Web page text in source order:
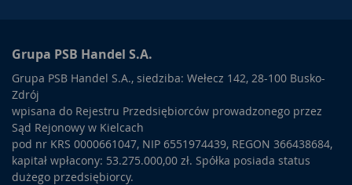
Grupa PSB Handel S.A.
Grupa PSB Handel S.A., siedziba: Wełecz 142, 28-100 Busko-
Zdrój
wpisana do Rejestru Przedsiębiorców prowadzonego przez
Sąd Rejonowy w Kielcach
pod nr KRS 0000661047, NIP 6551974439, REGON 366438684,
kapitał wpłacony: 53.275.000,00 zł. Spółka posiada status
dużego przedsiębiorcy.